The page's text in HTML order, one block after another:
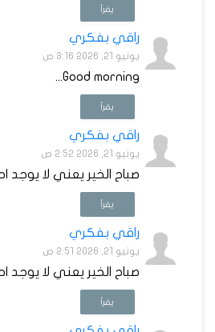
يقرأ
راقي بفكري
يونيو 21, 2026 3:16 ص
Good morning...
يقرأ
راقي بفكري
يونيو 21, 2026 2:52 ص
صباح الخير يعني لا يوجد
يقرأ
راقي بفكري
يونيو 21, 2026 2:51 ص
صباح الخير يعني لا يوجد
يقرأ